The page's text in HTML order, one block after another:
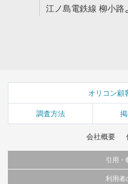
江ノ島電鉄線 柳小路
オリコン顧
調査方法
会社概要
引用・
当サイトで公開されている情報（文字、
利用者